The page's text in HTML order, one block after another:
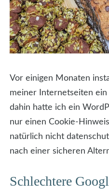
Vor einigen Monaten
meiner Internetseiten ein
dahin hatte ich ein
nur einen Cookie-
natürlich nicht
nach einer sicheren
Schlechtere